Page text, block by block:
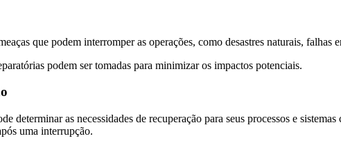
que podem interromper as operações, como desastres naturais, falhas
podem ser tomadas para minimizar os impactos potenciais.
determinar as necessidades de recuperação para seus processos e
uma interrupção.